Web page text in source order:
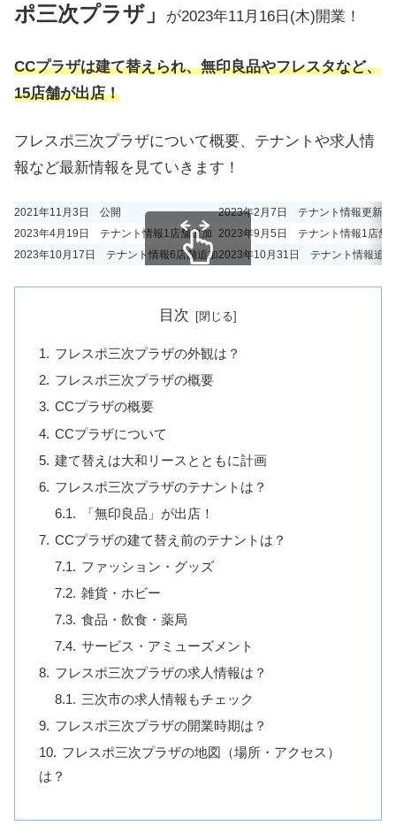
ポ三次プラザ」
が2023年11月16日(木)開業！
CCプラザは建て替えられ、無印良品やフレスタなど、
15店舗が出店！
フレスポ三次プラザについて概要、テナントや求人情
報など最新情報を見ていきます！
2021年11月3日 公開
2023年2月7日 テナント情報更新
2023年4月19日 テナント情報1店舗追加 2023年9月5日 テナント情報1店舗
2023年10月17日 テナント情報6店舗追加2023年10月31日 テナント情報追加
目次
フレスポ三次プラザの外観は？
フレスポ三次プラザの概要
CCプラザの概要
CCプラザについて
建て替えは大和リースとともに計画
フレスポ三次プラザのテナントは？
「無印良品」が出店！
CCプラザの建て替え前のテナントは？
ファッション・グッズ
雑貨・ホビー
食品・飲食・薬局
サービス・アミューズメント
フレスポ三次プラザの求人情報は？
三次市の求人情報もチェック
フレスポ三次プラザの開業時期は？
フレスポ三次プラザの地図（場所・アクセス）
は？